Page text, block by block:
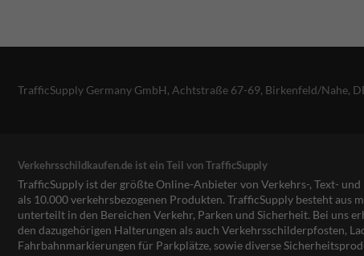
TrafficSupply Germany GmbH, Achtstraße 67-69, Birkenfeld/Nahe,
Verkehrsschildkaufen.de ist ein Teil von TrafficSupply
TrafficSupply ist der größte Online-Anbieter von Verkehrs-, Text-
als 10.000 verkehrsbezogenen Produkten. TrafficSupply besteht aus
unterteilt in den Bereichen Verkehr, Parken und Sicherheit. Bei uns
den dazugehörigen Halterungen als auch Verkehrsschilderpfosten,
Fahrbahnmarkierungen für Parkplätze, sowie diverse